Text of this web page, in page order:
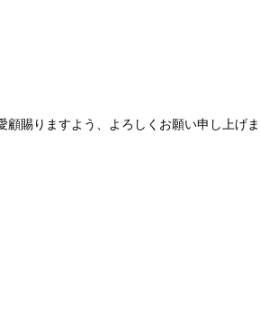
賜りますよう、よろしくお願い申し上げま